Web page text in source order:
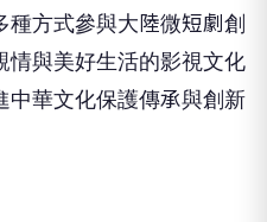
方式參與大陸微短劇創
情與美好生活的影視文化
中華文化保護傳承與創新